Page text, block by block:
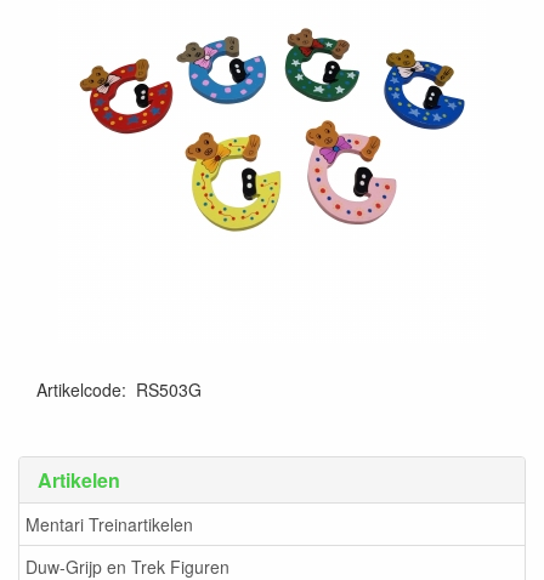
Artikelen
Mentari Treinartikelen
Duw-Grijp en Trek Figuren
Artikelcode: RS503G